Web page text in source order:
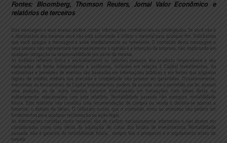
Fontes: Bloomberg, Thomson Reuters, Jornal Valor Econômico e
relatórios de terceiros
Esta mensagem e seus anexos podem conter informações confidenciais ou privilegiadas. Se você não é
o destinatário dos mesmos você não está autorizado a utilizar o material para qualquer fim. Solicitamos
que você apague a mensagem e avise imediatamente ao remetente. O conteúdo desta mensagem e
seus anexos não representam necessariamente a opinião e a intenção da empresa, não implicando em
qualquer obrigação ou responsabilidade por parte da mesma.
As análises refletem única e exclusivamente as opiniões pessoais dos analistas responsáveis e são
elaboradas de forma independente e autônoma, inclusive em relação à Capital Investimentos. As
estimativas e previsões de eventos são baseadas em informações públicas e em fontes que julgamos
dignas de crédito, embora sua precisão e completude não possam ser garantidas. Ocasionalmente,
executivos ou funcionários da Capital Investimentos podem, de acordo com o permitido por lei, possuir
uma posição, ou de outra maneira estarem interessados em transações com ativos direta ou
indiretamente relacionados com este relatório. Rentabilidade passada não assegura rentabilidade
futura. Este relatório não constitui uma recomendação de compra ou venda e destina-se apenas a
fomentar o debate de ideias. O utilizador aceita que o conteúdo, erros ou omissões não podem ser
fundamentos para qualquer reclamação ou ação legal.
As informações contidas neste material são de caráter exclusivamente informativo e não devem ser
consideradas como uma oferta de aquisição de cotas dos fundos de investimentos. Rentabilidade
passada não é garantia de rentabilidade futura, sempre leia o prospecto e o regulamento antes de
investir.